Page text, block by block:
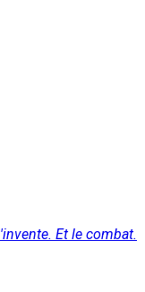
Et le combat.